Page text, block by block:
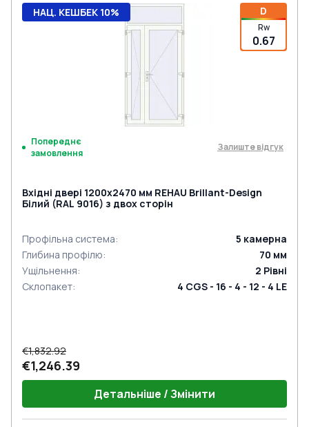
D
Rw
0.67
НАЦ. КЕШБЕК 10%
Попереднє
замовлення
Залиште відгук
Вхідні двері 1200x2470 мм REHAU Brillant-Design
Білий (RAL 9016) з двох сторін
Профільна система: 5 камерна
Глибина профілю: 70 мм
Ущільнення: 2 Рівні
Склопакет: 4 CGS - 16 - 4 - 12 - 4 LE
€1,832.92
€1,246.39
Детальніше / Змінити